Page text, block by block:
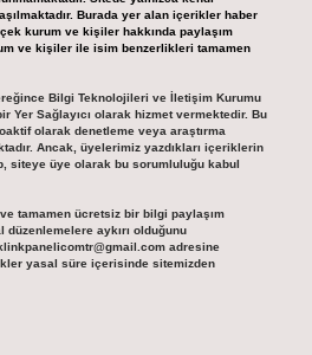
Burada yer alan içerikler haber
kurum ve kişiler hakkında paylaşım
ve kişiler ile isim benzerlikleri tamamen
Bilgi Teknolojileri ve İletişim Kurumu
Yer Sağlayıcı olarak hizmet vermektedir. Bu
olarak denetleme veya araştırma
Ancak, üyelerimiz yazdıkları içeriklerin
siteye üye olarak bu sorumluluğu kabul
tamamen ücretsiz bir bilgi paylaşım
aykırı olduğunu
adresine
yasal süre içerisinde sitemizden